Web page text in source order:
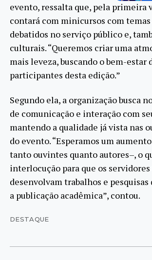
evento, ressalta que, pela primeira
contará com minicursos com
debatidos no serviço público e,
culturais. “Queremos criar uma
mais leveza, buscando o bem-estar
participantes desta edição.”
Segundo ela, a organização busca
de comunicação e interação com
mantendo a qualidade já vista nas
do evento. “Esperamos um
tanto ouvintes quanto autores–, o
interlocução para que os
desenvolvam trabalhos e pesquisas
a publicação acadêmica”, contou.
DESTAQUE